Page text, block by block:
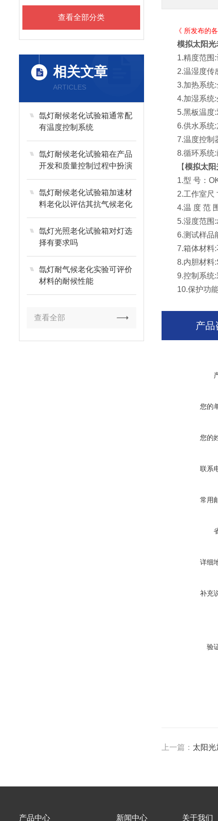
查看全部分类
相关文章
ARTICLES
氙灯耐候老化试验箱通常配
有温度控制系统
氙灯耐候老化试验箱在产品
开发和质量控制过程中扮演
着重要角色
氙灯耐候老化试验箱加速材
料老化以评估其抗气候老化
性能
氙灯光照老化试验箱对灯选
择有要求吗
氙灯耐气候老化实验可评价
材料的耐候性能
查看全部
《 所发布的各
模拟太阳
1.精度范围:
2.温湿度传
3.加热系统:
4.加湿系统:
5.黑板温度:
6.供水系统:
7.温度控制器
8.循环系统:
【模拟太
1.型 号：
2.工作室尺
4.温 度 范
5.湿度范围
6.测试样品能
7.箱体材料:
8.内胆材料
9.控制系统:
10.保护功能:
产品
您的
您的
联系
常用
详细
补充
验
上一篇： 太阳
产品中心 新闻中心 关于我们